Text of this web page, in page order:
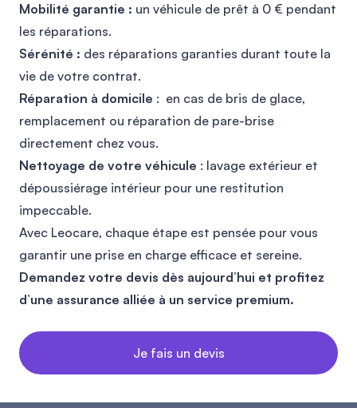
Mobilité garantie : un véhicule de prêt à 0 € pendant
les réparations.
Sérénité : des réparations garanties durant toute la
vie de votre contrat.
Réparation à domicile : en cas de bris de glace,
remplacement ou réparation de pare-brise
directement chez vous.
Nettoyage de votre véhicule : lavage extérieur et
dépoussiérage intérieur pour une restitution
impeccable.
Avec Leocare, chaque étape est pensée pour vous
garantir une prise en charge efficace et sereine.
Demandez votre devis dès aujourd’hui et profitez
d’une assurance alliée à un service premium.
Je fais un devis